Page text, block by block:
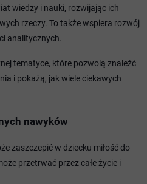
wiedzy i nauki, rozwijając ich
rzeczy. To także wspiera rozwój
analitycznych.
tematyce, które pozwolą znaleźć
i pokażą, jak wiele ciekawych
nawyków
zaszczepić w dziecku miłość do
przetrwać przez całe życie i